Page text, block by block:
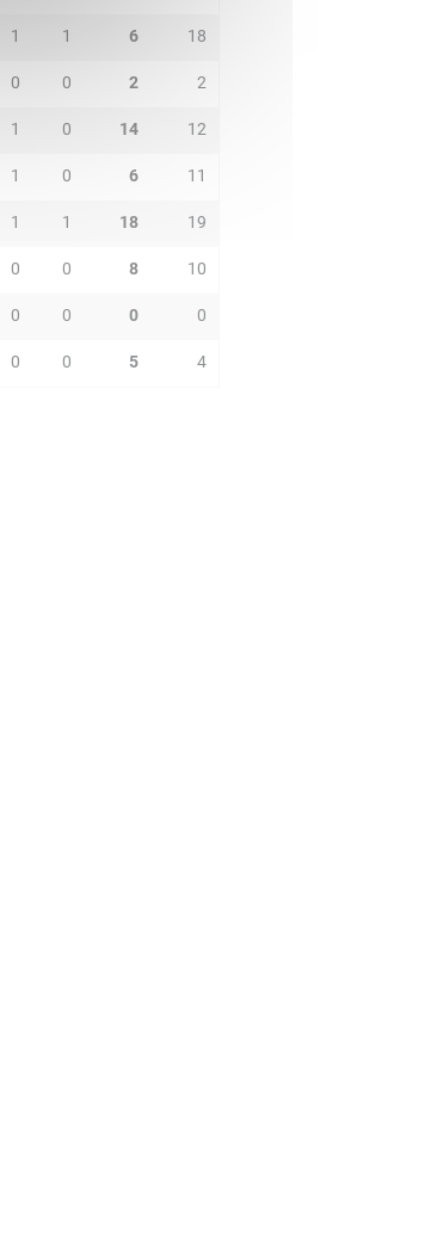
1 1 6 18
0 0 2 2
1 0 14 12
1 0 6 11
1 1 18 19
0 0 8 10
0 0 0 0
0 0 5 4